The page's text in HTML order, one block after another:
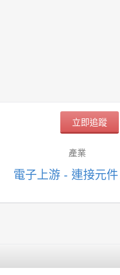
立即追蹤
產業
電子上游 - 連接元件